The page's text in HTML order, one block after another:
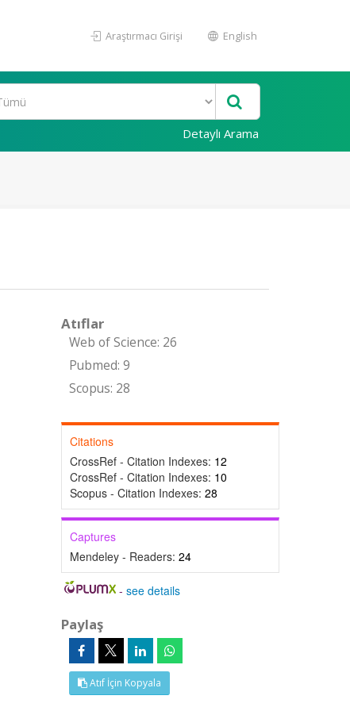
Araştırmacı Girişi English
Detaylı Arama
Atıflar
Web of Science: 26
Pubmed: 9
Scopus: 28
Citations
CrossRef - Citation Indexes: 12
CrossRef - Citation Indexes: 10
Scopus - Citation Indexes: 28
Captures
Mendeley - Readers: 24
-see details
Paylaş
Atıf İçin Kopyala